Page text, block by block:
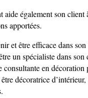
aide également son client
apportées.
et être efficace dans
un spécialiste dans son
consultante en décoration
décoratrice